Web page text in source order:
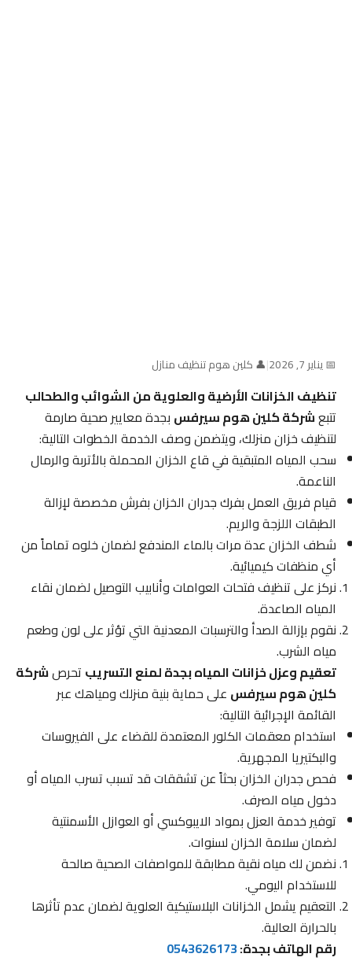
📅 يناير 7, 2026 |👤 كلين هوم تنظيف منازل
تنظيف الخزانات الأرضية والعلوية من الشوائب والطحالب
تتبعشركة كلين هوم سيرفسبجدة معايير صحية صارمة
لتنظيف خزان منزلك، ويتضمن وصف الخدمة الخطوات التالية:
سحب المياه المتبقية في قاع الخزان المحملة بالأتربة والرمال
الناعمة.
قيام فريق العمل بفرك جدران الخزان بفرش مخصصة لإزالة
الطبقات اللزجة والريم.
شطف الخزان عدة مرات بالماء المندفع لضمان خلوه تماماً من
أي منظفات كيميائية.
نركز على تنظيف فتحات العوامات وأنابيب التوصيل لضمان نقاء
المياه الصاعدة.
نقوم بإزالة الصدأ والترسبات المعدنية التي تؤثر على لون وطعم
مياه الشرب.
تعقيم وعزل خزانات المياه بجدة لمنع التسريبتحرصشركة
كلين هوم سيرفسعلى حماية بنية منزلك ومياهك عبر
القائمة الإجرائية التالية:
استخدام معقمات الكلور المعتمدة للقضاء على الفيروسات
والبكتيريا المجهرية.
فحص جدران الخزان بحثاً عن تشققات قد تسبب تسرب المياه أو
دخول مياه الصرف.
توفير خدمة العزل بمواد الايبوكسي أو العوازل الأسمنتية
لضمان سلامة الخزان لسنوات.
نضمن لك مياه نقية مطابقة للمواصفات الصحية صالحة
للاستخدام اليومي.
التعقيم يشمل الخزانات البلاستيكية العلوية لضمان عدم تأثرها
بالحرارة العالية.
رقم الهاتف بجدة:0543626173